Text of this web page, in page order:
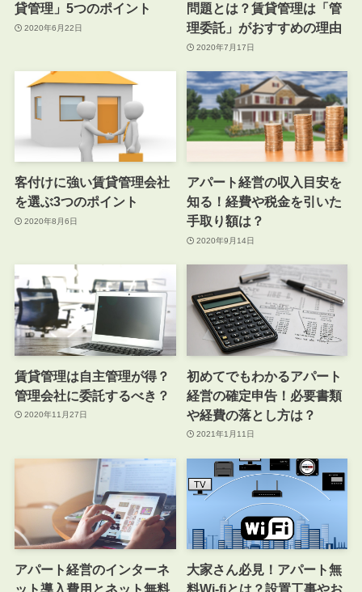
貸管理」5つのポイント
2020年6月22日
問題とは？賃貸管理は「管
理委託」がおすすめの理由
2020年7月17日
客付けに強い賃貸管理会社
を選ぶ3つのポイント
2020年8月6日
アパート経営の収入目安を
知る！経費や税金を引いた
手取り額は？
2020年9月14日
賃貸管理は自主管理が得？
管理会社に委託するべき？
2020年11月27日
初めてでもわかるアパート
経営の確定申告！必要書類
や経費の落とし方は？
2021年1月11日
アパート経営のインターネ
ット導入費用とネット無料
大家さん必見！アパート無
料Wi-fiとは？設置工事やお